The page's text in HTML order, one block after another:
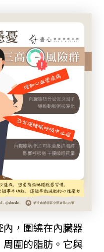
，圍繞在內臟器
圍的脂肪。它與